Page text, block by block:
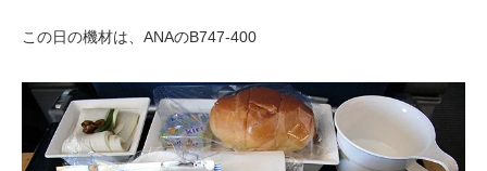
この日の機材は、ANAのB747-400